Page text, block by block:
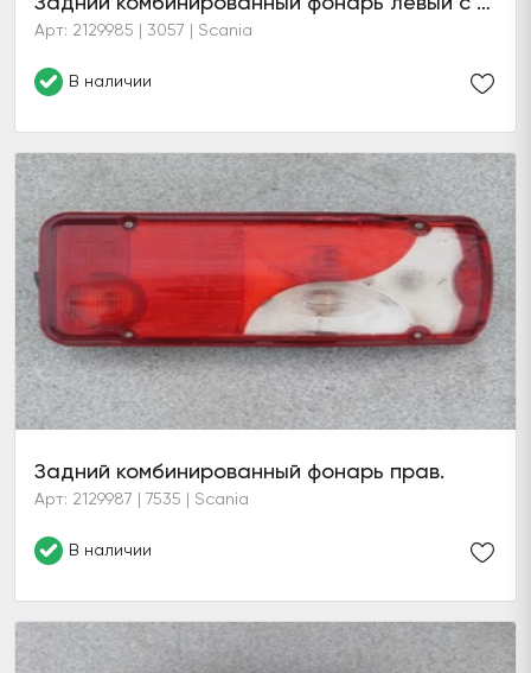
Арт: 2129985 | 3057 | Scania
В наличии
Задний комбинированный фонарь прав.
Арт: 2129987 | 7535 | Scania
В наличии